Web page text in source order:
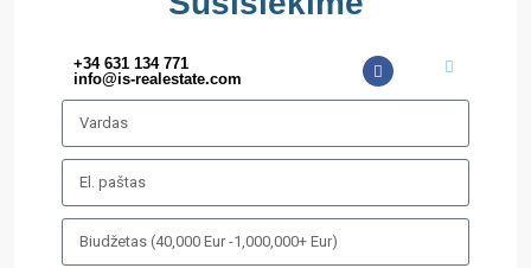
+34 631 134 771
info@is-realestate.com